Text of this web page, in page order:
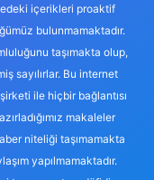
içerikleri proaktif
bulunmamaktadır.
taşımakta olup,
sayılırlar. Bu internet
ile hiçbir bağlantısı
makaleler
niteliği taşımamakta
yapılmamaktadır.